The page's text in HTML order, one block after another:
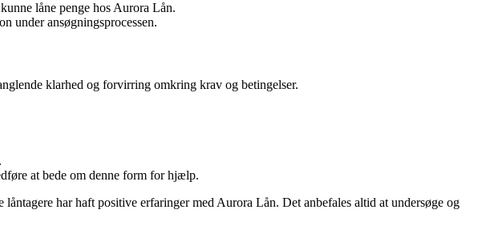
låne penge hos Aurora Lån.
under ansøgningsprocessen.
klarhed og forvirring omkring krav og betingelser.
at bede om denne form for hjælp.
har haft positive erfaringer med Aurora Lån. Det anbefales altid at undersøge og